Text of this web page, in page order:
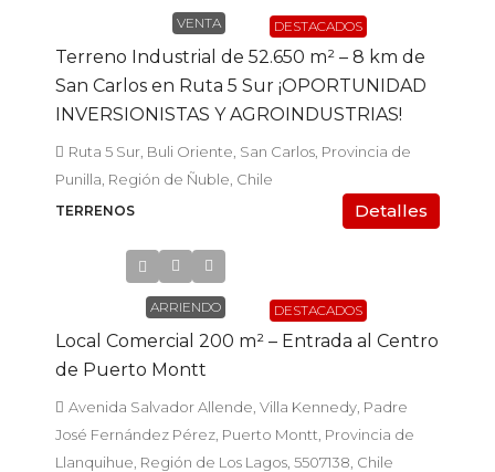
DESTACADOS
VENTA
Terreno Industrial de 52.650 m² – 8 km de
San Carlos en Ruta 5 Sur ¡OPORTUNIDAD
INVERSIONISTAS Y AGROINDUSTRIAS!
Ruta 5 Sur, Buli Oriente, San Carlos, Provincia de
Punilla, Región de Ñuble, Chile
TERRENOS Detalles
DESTACADOS
ARRIENDO
Local Comercial 200 m² – Entrada al Centro
de Puerto Montt
Avenida Salvador Allende, Villa Kennedy, Padre
José Fernández Pérez, Puerto Montt, Provincia de
Llanquihue, Región de Los Lagos, 5507138, Chile